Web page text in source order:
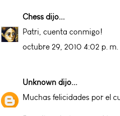
Chess dijo...
Patri, cuenta conmigo!
octubre 29, 2010 4:02 p. m.
Unknown dijo...
Muchas felicidades por el